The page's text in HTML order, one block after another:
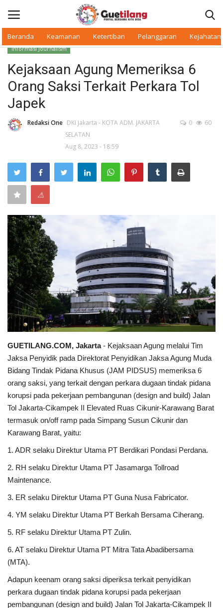
Beranda Keamanan Ketertiban Pelanggaran Kejahatan
Beranda
Daerah
Warkop Digital
Pelanggaran
Ketertiban
Keamanan
Kejahatan
Cybers Event
UMKM & Ekonomi Kreatif
Pekerja Migran Indonesia
Ekonomi
Pendidikan
Informasi Journalism
Kesehatan
Layanan Publik
Perempuan/Anak
Informasi Journalism
Kejaksaan Agung Memeriksa 6
Orang Saksi Terkait Perkara Tol
Japek
Redaksi One DKI Jakarta - KOTA ADM. JAKARTA
SELATAN
Aug 8, 2023 - 18:59
0 60
⚠
GUETILANG.COM, Jakarta- Kejaksaan Agung melalui Tim
Jaksa Penyidik pada Direktorat Penyidikan Jaksa Agung Muda
Bidang Tindak Pidana Khusus (JAM PIDSUS) memeriksa 6
orang saksi, yang terkait dengan perkara dugaan tindak pidana
korupsi pada pekerjaan pembangunan (design and build) Jalan
Tol Jakarta-Cikampek II Elevated Ruas Cikunir-Karawang Barat
termasuk on/off ramp pada Simpang Susun Cikunir dan
Karawang Barat, yaitu:
1. ADR selaku Direktur Utama PT Berdikari Pondasi Perdana.
2. RH selaku Direktur Utama PT Jasamarga Tollroad
Maintenance.
3. ER selaku Direktur Utama PT Guna Nusa Fabricator.
4. YM selaku Direktur Utama PT Berkah Bersama Ciherang.
5. RF selaku Direktur Utama PT Zulin.
6. AT selaku Direktur Utama PT Mitra Tata Abadibersama
(MTA).
Adapun keenam orang saksi diperiksa terkait penyidikan
perkara dugaan tindak pidana korupsi pada pekerjaan
pembangunan (design and build) Jalan Tol Jakarta-Cikampek II